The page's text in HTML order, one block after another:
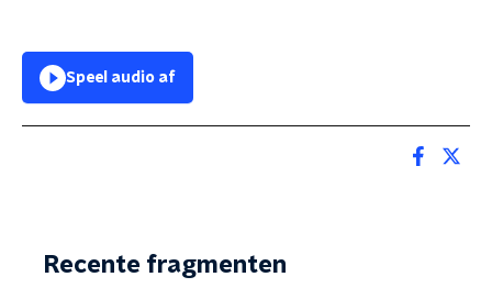
Speel audio af
Recente fragmenten